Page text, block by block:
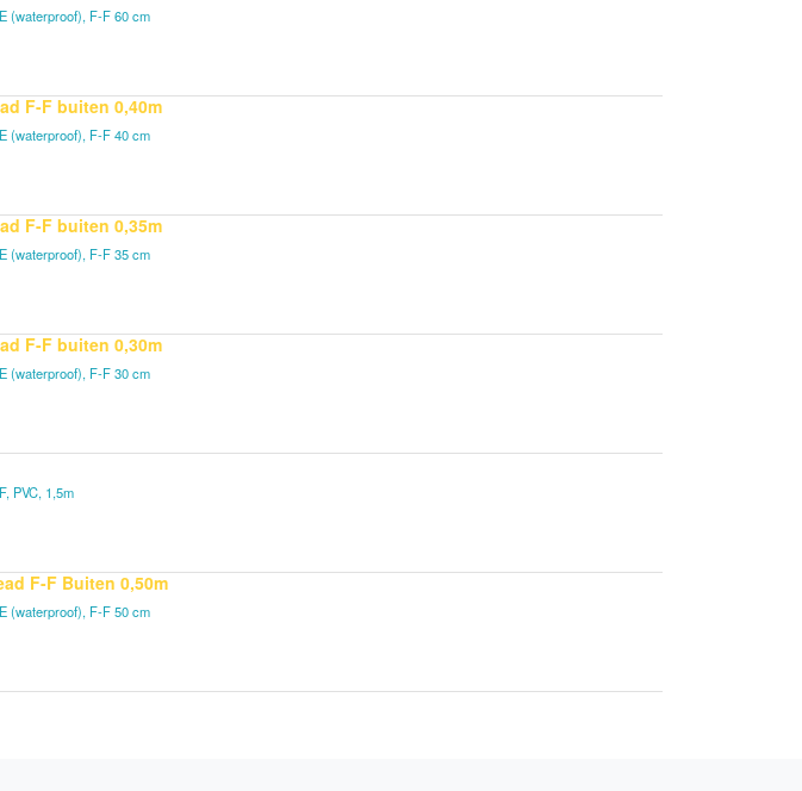
(waterproof), F-F 60 cm
F-F buiten 0,40m
(waterproof), F-F 40 cm
F-F buiten 0,35m
(waterproof), F-F 35 cm
F-F buiten 0,30m
(waterproof), F-F 30 cm
PVC, 1,5m
F-F Buiten 0,50m
(waterproof), F-F 50 cm